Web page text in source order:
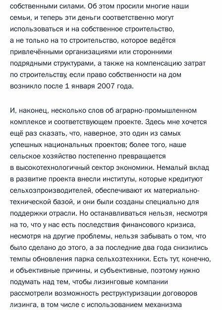
собственными силами. Об этом просили многие наши
семьи, и теперь эти деньги соответственно могут
использоваться и на собственное строительство,
а не только на то строительство, которое ведётся
привлечёнными организациями или сторонними
подрядными структурами, а также на компенсацию затрат
по строительству, если право собственности на дом
возникло после 1 января 2007 года.
И, наконец, несколько слов об аграрно-промышленном
комплексе и соответствующем проекте. Здесь мне хочется
ещё раз сказать, что, наверное, это один из самых
успешных национальных проектов; более того, наше
сельское хозяйство постепенно превращается
в высокотехнологичный сектор экономики. Немалый вклад
в развитие проекта внесли институты, которые кредитуют
сельхозпроизводителей, обеспечивают их материально-
технической базой, и они были созданы специально для
поддержки отрасли. Но останавливаться нельзя, несмотря
на то, что у нас есть последствия финансового кризиса,
несмотря на другие проблемы, нельзя забывать о том, что
было сделано до этого, а за последние два года снизились
темпы обновления парка сельхозтехники. Есть тут, конечно,
и объективные причины, и субъективные, поэтому нужно
подумать над тем, чтобы лизинговые компании
рассмотрели возможность реструктуризации договоров
лизинга, в том числе с использованием механизма